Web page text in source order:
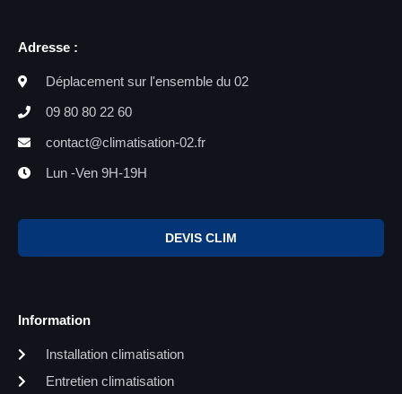
Adresse :
Déplacement sur l'ensemble du 02
09 80 80 22 60
contact@climatisation-02.fr
Lun -Ven 9H-19H
DEVIS CLIM
Information
Installation climatisation
Entretien climatisation